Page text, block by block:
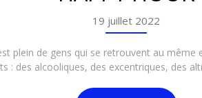
19 juillet 2022
plein de gens qui se retrouvent au
: des alcooliques, des excentriques, des